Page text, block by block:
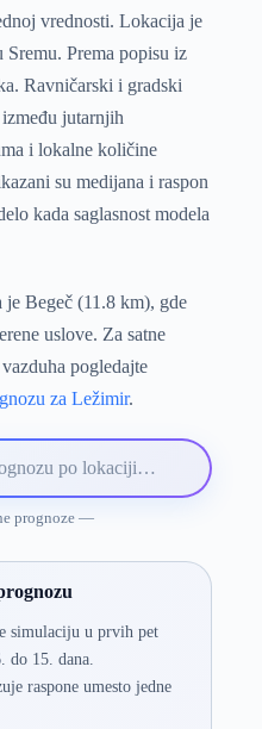
vrednosti. Lokacija je
Sremu. Prema popisu iz
Ravničarski i gradski
jutarnjih
i lokalne količine
su medijana i raspon
kada saglasnost modela
je Begeč (11.8 km), gde
uslove. Za satne
pogledajte
za Ležimir.
prognoze —
simulaciju u prvih pet
do 15. dana.
raspone umesto jedne